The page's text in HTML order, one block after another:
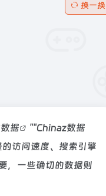
换一换
据 ""Chinaz数据
访问速度、搜索引擎
，一些确切的数据则